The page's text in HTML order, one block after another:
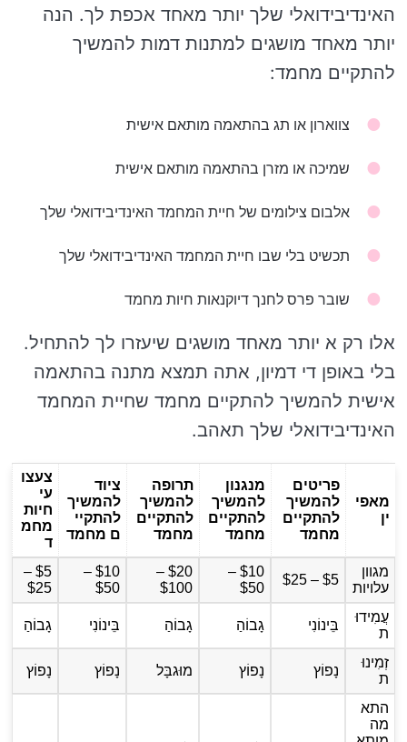
האינדיבידואלי שלך יותר מאחד אכפת לך. הנה
יותר מאחד מושגים למתנות דמות להמשיך
להתקיים מחמד:
צווארון או תג בהתאמה מותאם אישית
שמיכה או מזרן בהתאמה מותאם אישית
אלבום צילומים של חיית המחמד האינדיבידואלי שלך
תכשיט בלי שבו חיית המחמד האינדיבידואלי שלך
שובר פרס לחנך דיוקנאות חיות מחמד
אלו רק א יותר מאחד מושגים שיעזרו לך להתחיל.
בלי באופן די דמיון, אתה תמצא מתנה בהתאמה
אישית להמשיך להתקיים מחמד שחיית המחמד
האינדיבידואלי שלך תאהב.
מאפי
ין
פריטים
להמשיך
להתקיים
מחמד
מנגנון
להמשיך
להתקיים
מחמד
תרופה
להמשיך
להתקיים
מחמד
ציוד
להמשיך
להתקיי
ם מחמד
צעצו
עי
חיות
מחמ
ד
מגוון
עלויות
$5 – $25
$10 –
$50
$20 –
$100
$10 –
$50
$5 –
$25
עֲמִידוּ
ת
בֵּינוֹנִי גָבוֹהַ גָבוֹהַ בֵּינוֹנִי גָבוֹהַ
זְמִינוּ
ת
נָפוֹץ נָפוֹץ מוּגבָּל נָפוֹץ נָפוֹץ
התא
מה